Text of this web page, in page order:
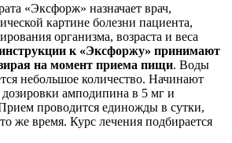
«Эксфорж» назначает врач,
картине болезни пациента,
организма, возраста и веса
к «Эксфоржу» принимают
на момент приема пищи. Воды
небольшое количество. Начинают
амподипина в 5 мг и
проводится единожды в сутки,
же время. Курс лечения подбирается